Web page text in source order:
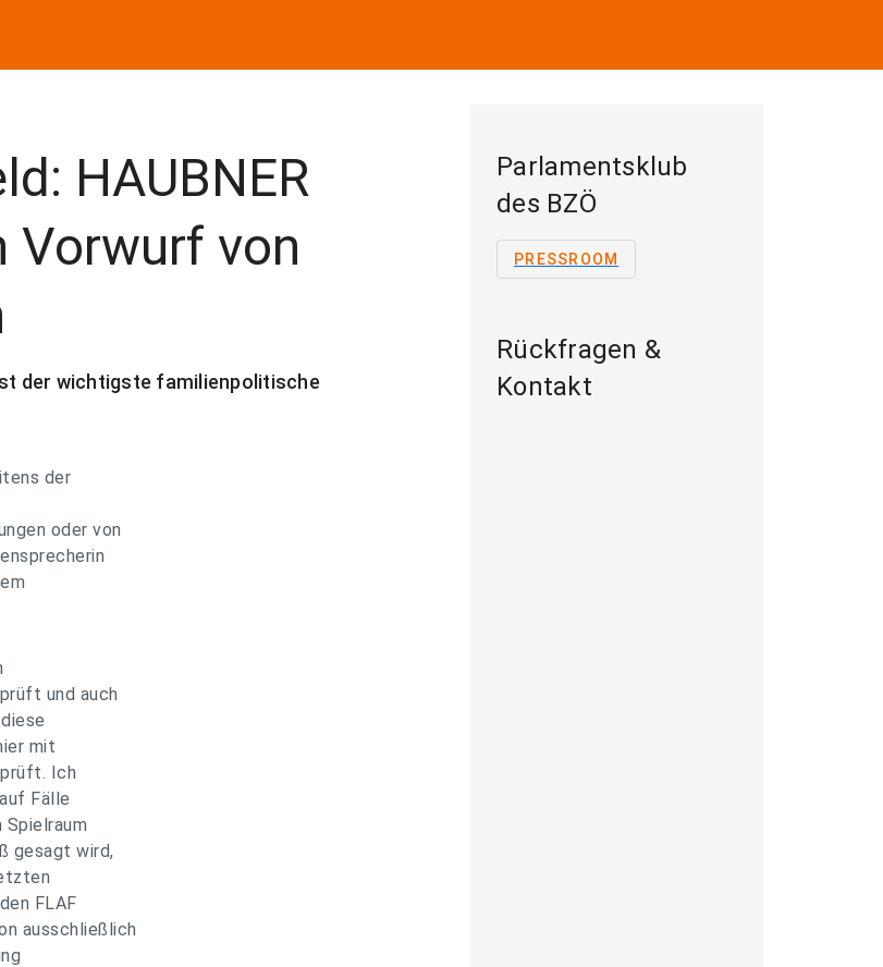
HAUBNER
Vorwurf von
der wichtigste familienpolitische
der
oder von
und auch
mit
Ich
Fälle
gesagt wird,
FLAF
ausschließlich
Parlamentsklub
des BZÖ
PRESSROOM
Rückfragen &
Kontakt